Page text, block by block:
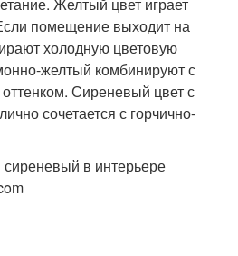
помещение выходит на
холодную цветовую
желтый комбинируют с
Сиреневый цвет с
сочетается с горчично-
в интерьере